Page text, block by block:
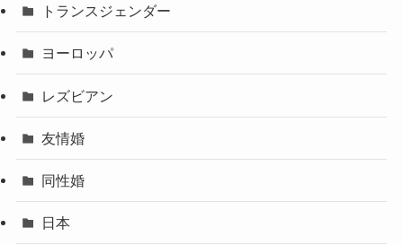
トランスジェンダー
ヨーロッパ
レズビアン
友情婚
同性婚
日本